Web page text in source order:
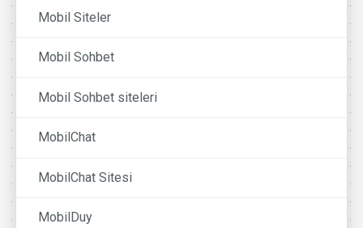
Mobil Siteler
Mobil Sohbet
Mobil Sohbet siteleri
MobilChat
MobilChat Sitesi
MobilDuy